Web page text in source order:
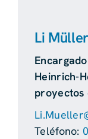
Li Müller
Heinrich-
proyectos
Teléfono: